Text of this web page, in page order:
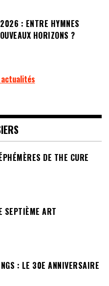
: ENTRE HYMNES
HORIZONS ?
DE THE CURE
SEPTIÈME ART
: LE 30E ANNIVERSAIRE